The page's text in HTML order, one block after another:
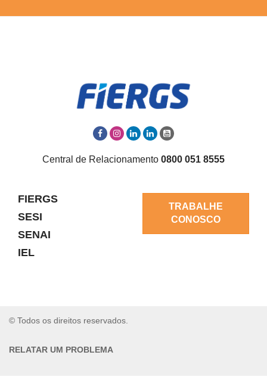
Central de Relacionamento 0800 051 8555
FIERGS
SESI
SENAI
IEL
TRABALHE
CONOSCO
© Todos os direitos reservados.
RELATAR UM PROBLEMA